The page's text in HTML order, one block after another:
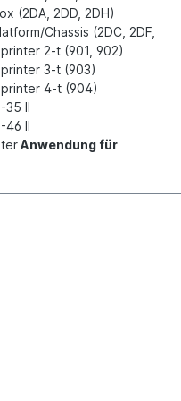
(2DA, 2DD, 2DH)
Chassis (2DC, 2DF,
2-t (901, 902)
3-t (903)
4-t (904)
35 II
46 II
Anwendung für